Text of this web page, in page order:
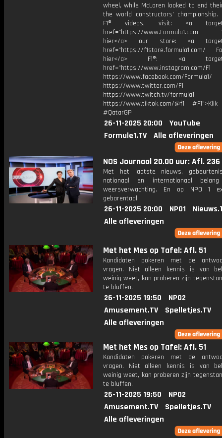
wheel, while McLaren looked to end
the world constructors' championship.
F1® videos, visit: <a
href="https://www.Formula1.com
hier</a> our store: <a
href="https://f1store.formula1.com/
hier</a> F1®: <a
href="https://www.instagram.com/F1
https://www.facebook.com/Formula1/
https://www.twitter.com/F1
https://www.twitch.tv/formula1
https://www.tiktok.com/@f1
#QatarGP
26-11-2025 20:00
YouTube
Formule1.TV
Alle afleveringen
NOS Journaal 20.00 uur: Afl. 236
Met het laatste nieuws,
nationaal en internationaal
weersverwachting. En op NPO 1
gebarentaal.
26-11-2025 20:00 NPO1
Alle afleveringen
Met het Mes op Tafel: Afl. 51
Kandidaten pokeren met de
vragen. Niet alleen kennis is van
weinig weet, kan proberen zijn
te bluffen.
26-11-2025 19:50
NPO2
Amusement.TV
Spelletjes.TV
Alle afleveringen
Met het Mes op Tafel: Afl. 51
Kandidaten pokeren met de
vragen. Niet alleen kennis is van
weinig weet, kan proberen zijn
te bluffen.
26-11-2025 19:50
NPO2
Amusement.TV
Spelletjes.TV
Alle afleveringen